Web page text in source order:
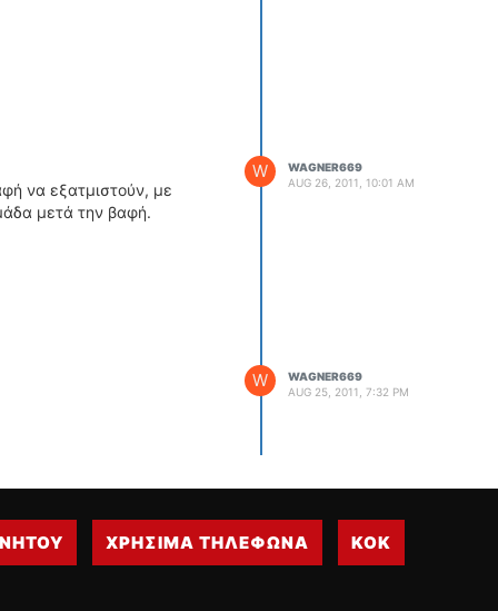
να εξατμιστούν, με
μετά την βαφή.
W
WAGNER669
AUG 26, 2011, 10:01 AM
W
WAGNER669
AUG 25, 2011, 7:32 PM
ΧΡΗΣΙΜΑ ΤΗΛΕΦΩΝΑ ΚΟΚ